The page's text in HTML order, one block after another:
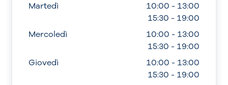
Martedì
10:00 - 13:00
15:30 - 19:00
Mercoledì
10:00 - 13:00
15:30 - 19:00
Giovedì
10:00 - 13:00
15:30 - 19:00